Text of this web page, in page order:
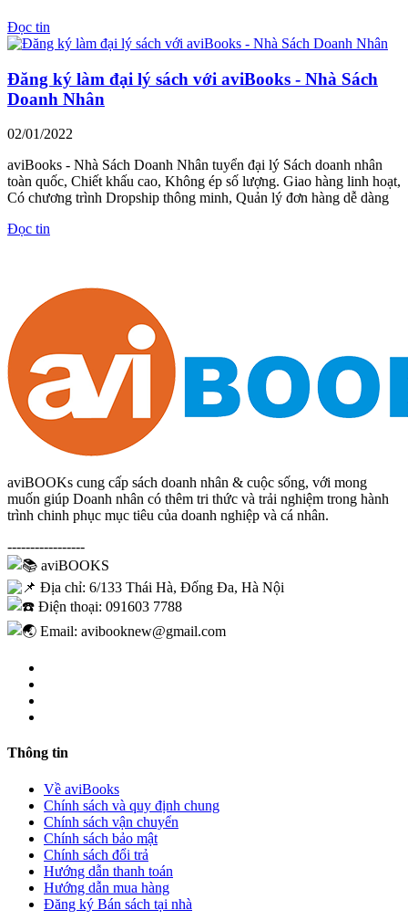
Đọc tin
Đăng ký làm đại lý sách với aviBooks - Nhà Sách
Doanh Nhân
02/01/2022
aviBooks - Nhà Sách Doanh Nhân tuyển đại lý Sách doanh nhân
toàn quốc, Chiết khấu cao, Không ép số lượng. Giao hàng linh hoạt,
Có chương trình Dropship thông minh, Quản lý đơn hàng dễ dàng
Đọc tin
aviBOOKs cung cấp sách doanh nhân & cuộc sống, với mong
muốn giúp Doanh nhân có thêm tri thức và trải nghiệm trong hành
trình chinh phục mục tiêu của doanh nghiệp và cá nhân.
-----------------
aviBOOKS
Địa chỉ: 6/133 Thái Hà, Đống Đa, Hà Nội
Điện thoại: 091603 7788
Email: avibooknew@gmail.com
Thông tin
Về aviBooks
Chính sách và quy định chung
Chính sách vận chuyển
Chính sách bảo mật
Chính sách đổi trả
Hướng dẫn thanh toán
Hướng dẫn mua hàng
Đăng ký Bán sách tại nhà